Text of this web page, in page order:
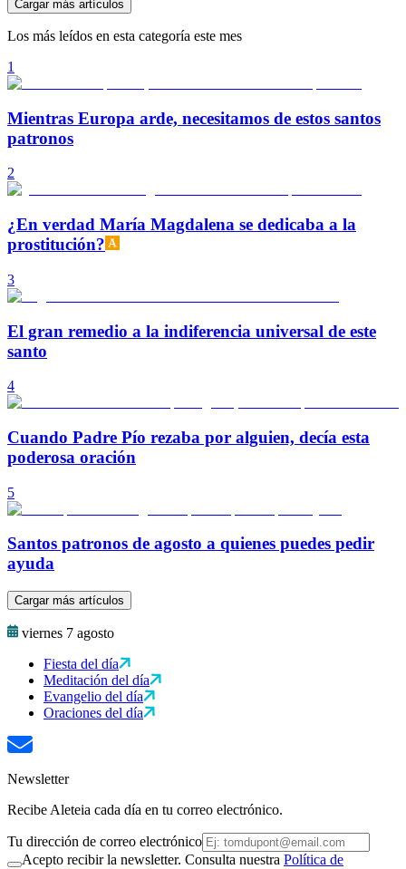
Cargar más artículos
Los más leídos en esta categoría este mes
1
Mientras Europa arde, necesitamos de estos santos
patronos
2
¿En verdad María Magdalena se dedicaba a la
prostitución?
3
El gran remedio a la indiferencia universal de este
santo
4
Cuando Padre Pío rezaba por alguien, decía esta
poderosa oración
5
Santos patronos de agosto a quienes puedes pedir
ayuda
Cargar más artículos
viernes 7 agosto
Fiesta del día
Meditación del día
Evangelio del día
Oraciones del día
Newsletter
Recibe Aleteia cada día en tu correo electrónico.
Tu dirección de correo electrónico
Acepto recibir la newsletter. Consulta nuestra Política de